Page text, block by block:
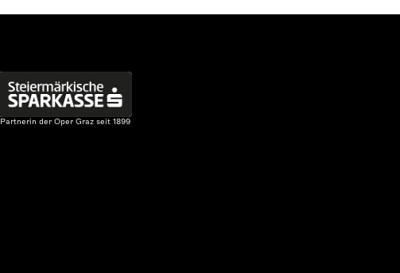
Partnerin der Oper Graz seit 1899